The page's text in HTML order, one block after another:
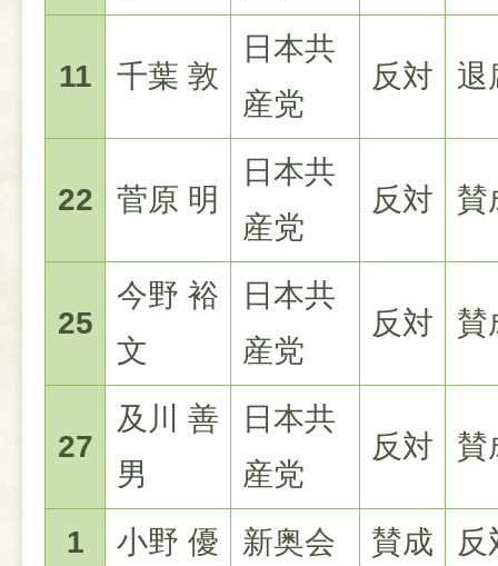
11 千葉 敦
日本共
産党
反対 退
22 菅原 明
日本共
産党
反対 賛
25
今野 裕
文
日本共
産党
反対 賛
27
及川 善
男
日本共
産党
反対 賛
1 小野 優 新奥会 賛成 反